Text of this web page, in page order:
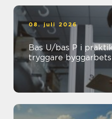
08. juli 2026
Bas U/bas P i
tryggare